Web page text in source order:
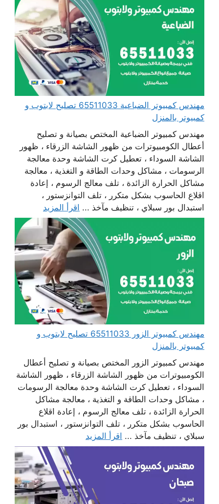
مهندس كمبيوتر الضباعية 65511033 تصليح لابتوب و
كمبيوتر بالمنزل
مهندس كمبيوتر الضباعية المختص بصيانة و تصليح
أعطال الكومبيوترات من ظهور الشاشة الزرقاء ، ظهور
الشاشة السوداء ، تعطيل كرت الشاشة وحدة معالجة
الرسومات ، مشاكل وحدات الطاقة و التغذية ، معالجة
مشاكل الحرارة الزائدة ، تلف معالج الرسوم ، إعادة
اقلاع الحاسوب بشكل متكرر ، تلف التوانزستور ،
استبدال بور سبلاي ، تنظيف مآخذ ... اقرأ المزيد
مهندس كمبيوتر الزور 65511033 تصليح لابتوب و
كمبيوتر بالمنزل
مهندس كمبيوتر الزور المختص بصيانة و تصليح أعطال
الكومبيوترات من ظهور الشاشة الزرقاء ، ظهور الشاشة
السوداء ، تعطيل كرت الشاشة وحدة معالجة الرسومات
، مشاكل وحدات الطاقة و التغذية ، معالجة مشاكل
الحرارة الزائدة ، تلف معالج الرسوم ، إعادة اقلاع
الحاسوب بشكل متكرر ، تلف التوانزستور ، استبدال بور
سبلاي ، تنظيف مآخذ ... اقرأ المزيد